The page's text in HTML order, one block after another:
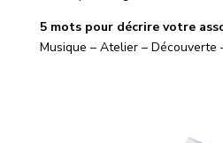
5 mots pour décrire votre
Musique – Atelier – Découverte